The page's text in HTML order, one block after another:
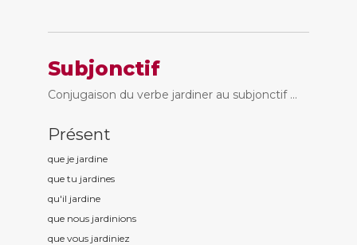
Subjonctif
Conjugaison du verbe jardiner au subjonctif ...
Présent
que je jardine
que tu jardines
qu'il jardine
que nous jardinions
que vous jardiniez